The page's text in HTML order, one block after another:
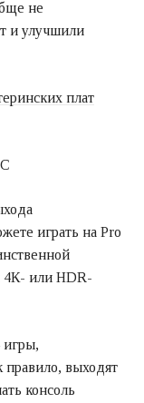
не
и улучшили
плат
играть на Pro
4К- или HDR-
игры,
выходят
консоль